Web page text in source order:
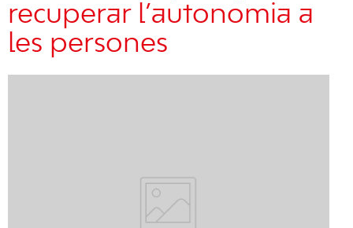
recuperar l’autonomia a
les persones